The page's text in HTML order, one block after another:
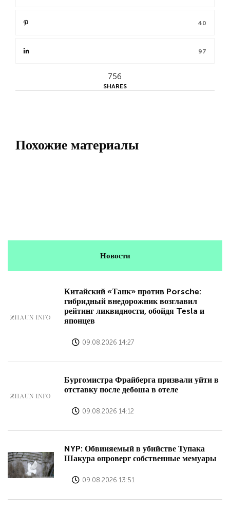
40
97
756
SHARES
Похожие материалы
Новости
Китайский «Танк» против Porsche:
гибридный внедорожник возглавил
рейтинг ликвидности, обойдя Tesla и
японцев
09.08.2026 14:27
Бургомистра Фрайберга призвали уйти в
отставку после дебоша в отеле
09.08.2026 14:12
NYP: Обвиняемый в убийстве Тупака
Шакура опроверг собственные мемуары
09.08.2026 13:51